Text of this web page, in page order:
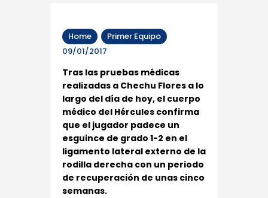
Home
Primer Equipo
09/01/2017
Tras las pruebas médicas
realizadas a Chechu Flores a lo
largo del día de hoy, el cuerpo
médico del Hércules confirma
que el jugador padece un
esguince de grado 1-2 en el
ligamento lateral externo de la
rodilla derecha con un periodo
de recuperación de unas cinco
semanas.